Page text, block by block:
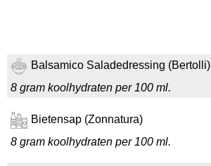
Balsamico Saladedressing (Bertolli)
8 gram koolhydraten per 100 ml.
Bietensap (Zonnatura)
8 gram koolhydraten per 100 ml.